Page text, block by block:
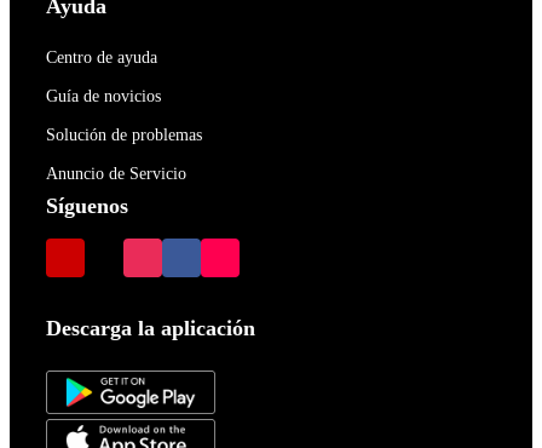
Ayuda
Centro de ayuda
Guía de novicios
Solución de problemas
Anuncio de Servicio
Síguenos
Descarga la aplicación